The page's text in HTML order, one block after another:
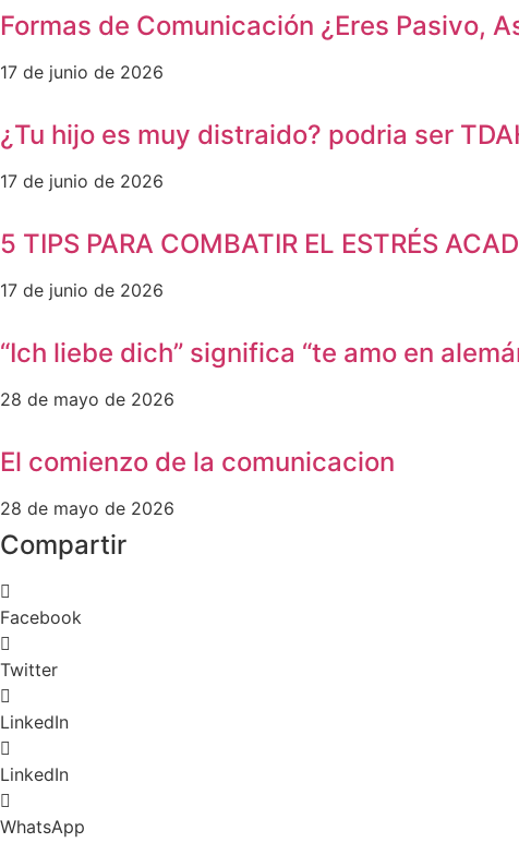
Formas de Comunicación ¿Eres Pasivo,
17 de junio de 2026
¿Tu hijo es muy distraido? podria ser
17 de junio de 2026
5 TIPS PARA COMBATIR EL ESTRÉS
17 de junio de 2026
“Ich liebe dich” significa “te amo en
28 de mayo de 2026
El comienzo de la comunicacion
28 de mayo de 2026
Compartir
Facebook
Twitter
LinkedIn
LinkedIn
WhatsApp